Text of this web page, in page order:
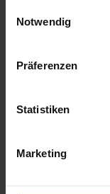
Notwendig
Präferenzen
Statistiken
Marketing
Dreh-Kipp-
Boden und
im Autoklaven